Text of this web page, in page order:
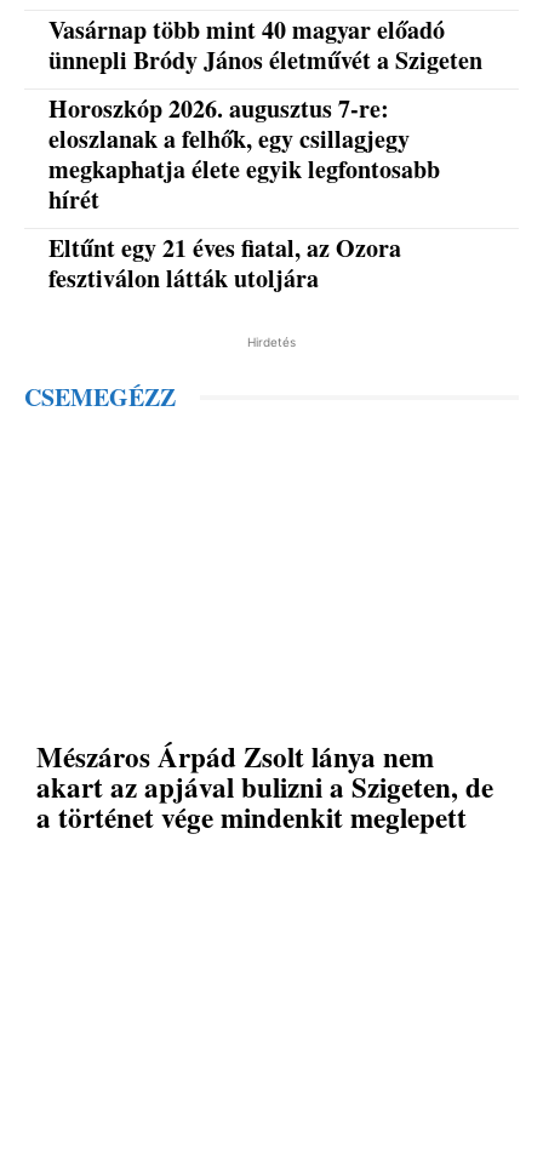
Vasárnap több mint 40 magyar előadó
ünnepli Bródy János életművét a Szigeten
Horoszkóp 2026. augusztus 7-re:
eloszlanak a felhők, egy csillagjegy
megkaphatja élete egyik legfontosabb
hírét
Eltűnt egy 21 éves fiatal, az Ozora
fesztiválon látták utoljára
Hirdetés
CSEMEGÉZZ
Mészáros Árpád Zsolt lánya nem
akart az apjával bulizni a Szigeten, de
a történet vége mindenkit meglepett